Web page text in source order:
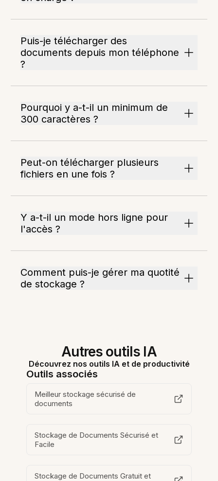
Puis-je télécharger des
documents depuis mon téléphone
?
Pourquoi y a-t-il un minimum de
300 caractères ?
Peut-on télécharger plusieurs
fichiers en une fois ?
Y a-t-il un mode hors ligne pour
l'accès ?
Comment puis-je gérer ma quotité
de stockage ?
Autres outils IA
Découvrez nos outils IA et de productivité
Outils associés
Meilleur stockage sécurisé de
documents
Stockage de Documents Sécurisé et
Facile
Stockage de Documents Gratuit et